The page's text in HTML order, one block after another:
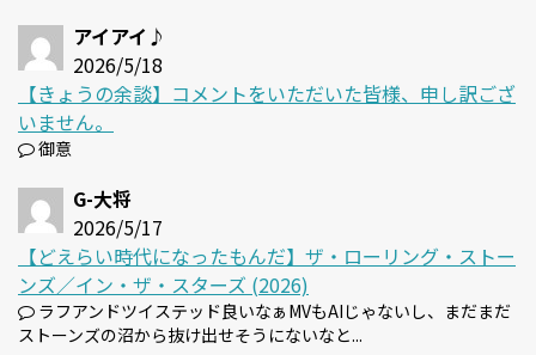
アイアイ♪
2026/5/18
【きょうの余談】コメントをいただいた皆様、申し訳ござ
いません。
御意
G-大将
2026/5/17
【どえらい時代になったもんだ】ザ・ローリング・ストー
ンズ／イン・ザ・スターズ (2026)
ラフアンドツイステッド良いなぁMVもAIじゃないし、まだまだ
ストーンズの沼から抜け出せそうにないなと...